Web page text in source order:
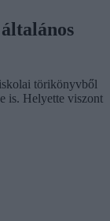
törikönyvből
is. Helyette viszont